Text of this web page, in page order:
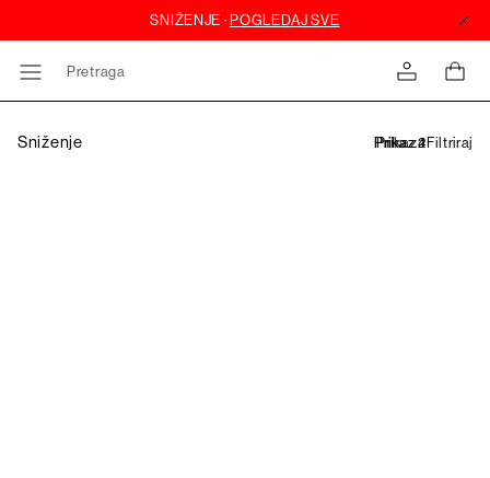
Pretraga
Sniženje Filtriraj